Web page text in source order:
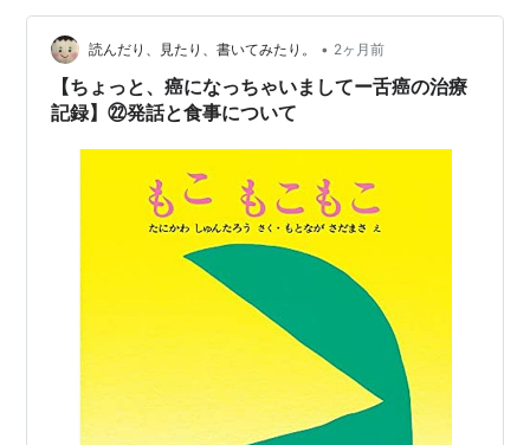
読んだり、見たり、書いてみたり。 • 2ヶ月前
【ちょっと、癌になっちゃいましてー舌癌の治療
記録】㉒発話と食事について